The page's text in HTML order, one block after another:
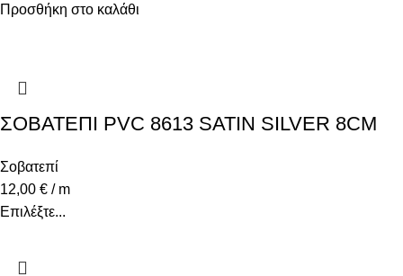
Προσθήκη στο καλάθι
ΣΟΒΑΤΕΠΙ PVC 8613 SATIN SILVER 8CM
Σοβατεπί
12,00 € / m
Επιλέξτε...